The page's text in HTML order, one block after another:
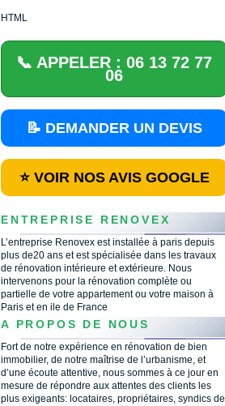
HTML
📞 APPELER : 06 13 72 77
06
📝 DEMANDER UN DEVIS
⭐ VOIR NOS AVIS GOOGLE
ENTREPRISE RENOVEX
L’entreprise Renovex est installée à paris depuis
plus de20 ans et est spécialisée dans les travaux
de rénovation intérieure et extérieure. Nous
intervenons pour la rénovation complète ou
partielle de votre appartement ou votre maison à
Paris et en ile de France
A PROPOS DE NOUS
Fort de notre expérience en rénovation de bien
immobilier, de notre maîtrise de l’urbanisme, et
d’une écoute attentive, nous sommes à ce jour en
mesure de répondre aux attentes des clients les
plus exigeants: locataires, propriétaires, syndics de